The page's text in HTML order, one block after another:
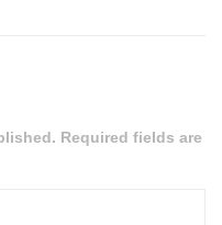
Required fields are